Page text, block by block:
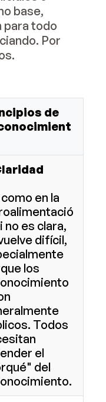
base,
para todo
Por
de
en la
no es clara,
difícil,
los
Todos
el
del